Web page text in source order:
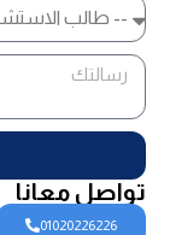
تواصل معانا
01020226226